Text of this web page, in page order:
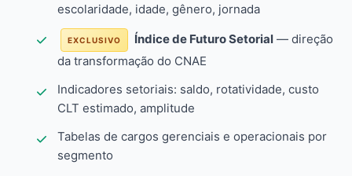
escolaridade, idade, gênero, jornada
EXCLUSIVO Índice de Futuro Setorial — direção
da transformação do CNAE
Indicadores setoriais: saldo, rotatividade, custo
CLT estimado, amplitude
Tabelas de cargos gerenciais e operacionais por
segmento